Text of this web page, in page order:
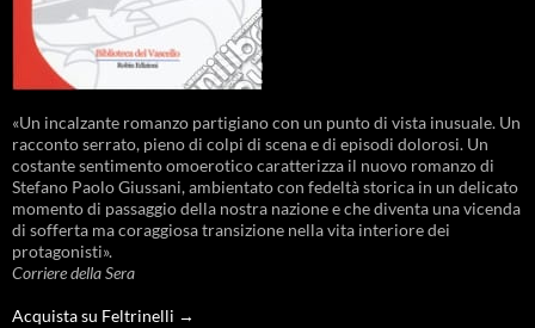
«Un incalzante romanzo partigiano con un punto di vista inusuale. Un
racconto serrato, pieno di colpi di scena e di episodi dolorosi. Un
costante sentimento omoerotico caratterizza il nuovo romanzo di
Stefano Paolo Giussani, ambientato con fedeltà storica in un delicato
momento di passaggio della nostra nazione e che diventa una vicenda
di sofferta ma coraggiosa transizione nella vita interiore dei
protagonisti».
Corriere della Sera
Acquista su Feltrinelli →